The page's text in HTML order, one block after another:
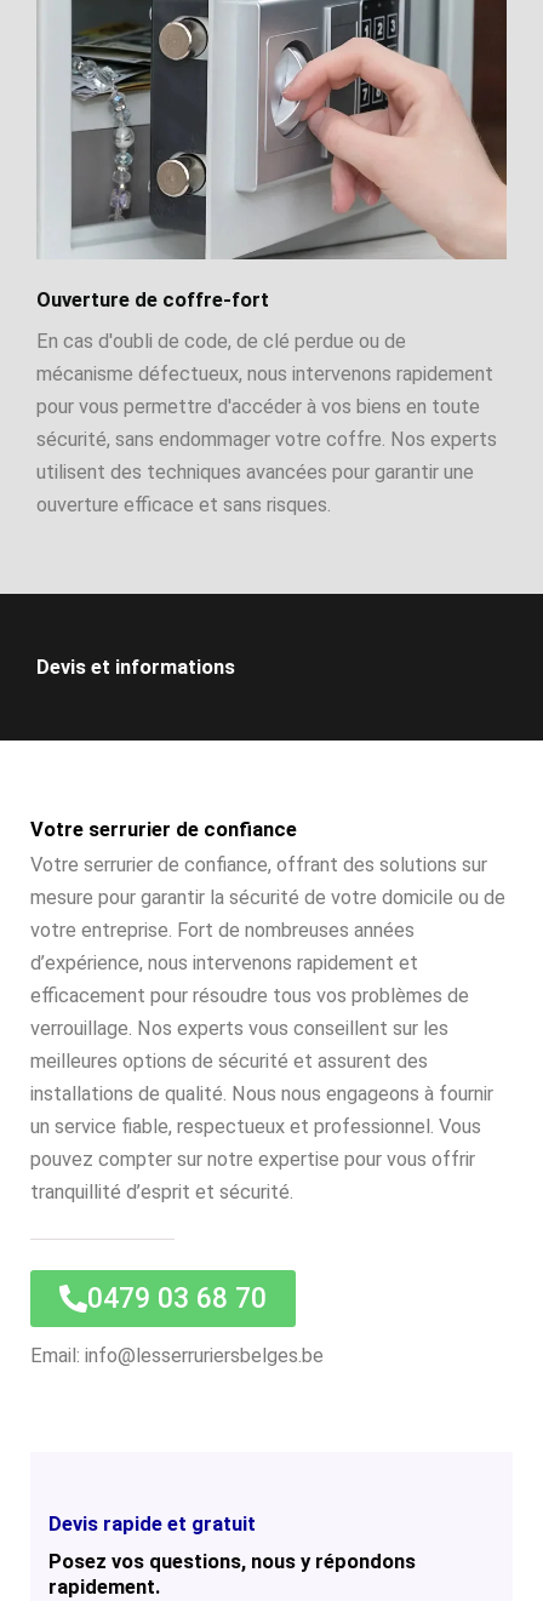
Ouverture de coffre-fort
En cas d'oubli de code, de clé perdue ou de
mécanisme défectueux, nous intervenons rapidement
pour vous permettre d'accéder à vos biens en toute
sécurité, sans endommager votre coffre. Nos experts
utilisent des techniques avancées pour garantir une
ouverture efficace et sans risques.
Devis et informations
Votre serrurier de confiance
Votre serrurier de confiance, offrant des solutions sur
mesure pour garantir la sécurité de votre domicile ou de
votre entreprise. Fort de nombreuses années
d’expérience, nous intervenons rapidement et
efficacement pour résoudre tous vos problèmes de
verrouillage. Nos experts vous conseillent sur les
meilleures options de sécurité et assurent des
installations de qualité. Nous nous engageons à fournir
un service fiable, respectueux et professionnel. Vous
pouvez compter sur notre expertise pour vous offrir
tranquillité d’esprit et sécurité.
0479 03 68 70
Email: info@lesserruriersbelges.be
Devis rapide et gratuit
Posez vos questions, nous y répondons
rapidement.